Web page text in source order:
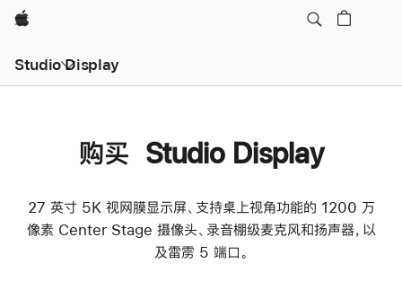
Apple
Studio Display
购买 Studio Display
27 英寸 5K 视网膜显示屏、支持桌上视角功能的 1200 万
像素 Center Stage 摄像头、录音棚级麦克风和扬声器，以
及雷雳 5 端口。